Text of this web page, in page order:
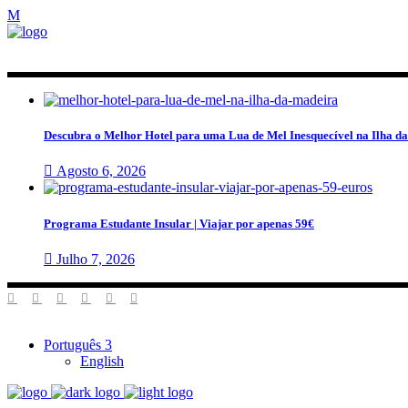
Descubra o Melhor Hotel para uma Lua de Mel Inesquecível na Ilha
Agosto 6, 2026
Programa Estudante Insular | Viajar por apenas 59€
Julho 7, 2026
Português
English